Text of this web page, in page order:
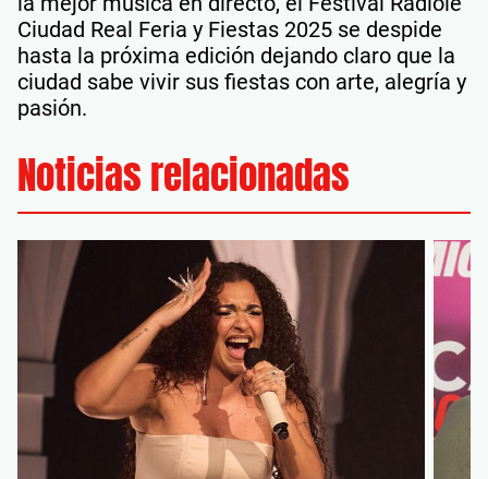
Ciudad Real Feria y Fiestas 2025 se despide
hasta la próxima edición dejando claro que la
ciudad sabe vivir sus fiestas con arte, alegría y
pasión.
Noticias relacionadas